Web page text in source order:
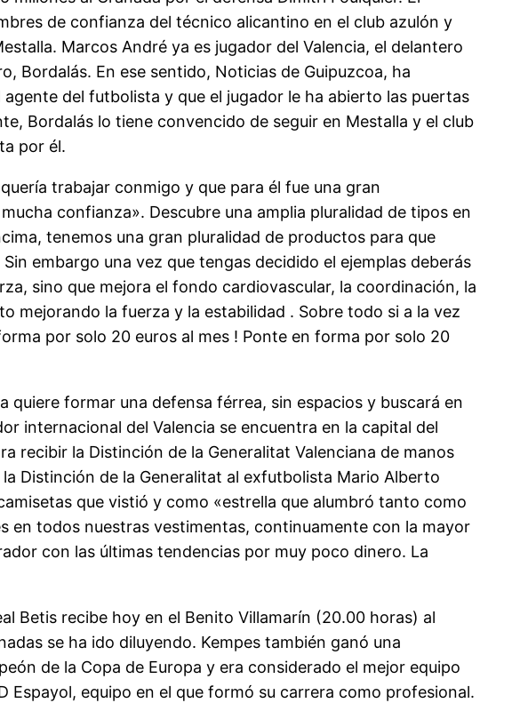
de confianza del técnico alicantino en el club azulón y
Marcos André ya es jugador del Valencia, el delantero
Bordalás. En ese sentido, Noticias de Guipuzcoa, ha
del futbolista y que el jugador le ha abierto las puertas
Bordalás lo tiene convencido de seguir en Mestalla y el club
por él.
trabajar conmigo y que para él fue una gran
confianza». Descubre una amplia pluralidad de tipos en
tenemos una gran pluralidad de productos para que
embargo una vez que tengas decidido el ejemplas deberás
sino que mejora el fondo cardiovascular, la coordinación, la
mejorando la fuerza y la estabilidad . Sobre todo si a la vez
por solo 20 euros al mes ! Ponte en forma por solo 20
quiere formar una defensa férrea, sin espacios y buscará en
internacional del Valencia se encuentra en la capital del
recibir la Distinción de la Generalitat Valenciana de manos
Distinción de la Generalitat al exfutbolista Mario Alberto
que vistió y como «estrella que alumbró tanto como
en todos nuestras vestimentas, continuamente con la mayor
con las últimas tendencias por muy poco dinero. La
Betis recibe hoy en el Benito Villamarín (20.00 horas) al
se ha ido diluyendo. Kempes también ganó una
de la Copa de Europa y era considerado el mejor equipo
Espayol, equipo en el que formó su carrera como profesional.